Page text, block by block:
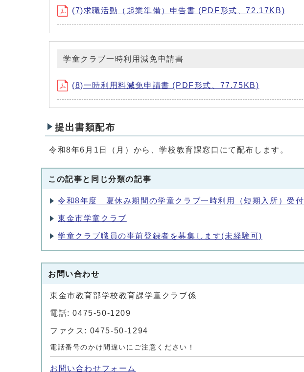
(7)求職活動（起業準備）申告書 (PDF形式、72.17KB)
学童クラブ一時利用減免申請書
(8)一時利用料減免申請書 (PDF形式、77.75KB)
提出書類配布
令和8年6月1日（月）から、学校教育課窓口にて配布します。
この記事と同じ分類の記事
令和8年度 夏休み期間の学童クラブ一時利用（短期入所）受付
東金市学童クラブ
学童クラブ職員の事前登録者を募集します(未経験可)
お問い合わせ
東金市教育部学校教育課学童クラブ係
電話: 0475-50-1209
ファクス: 0475-50-1294
電話番号のかけ間違いにご注意ください！
お問い合わせフォーム